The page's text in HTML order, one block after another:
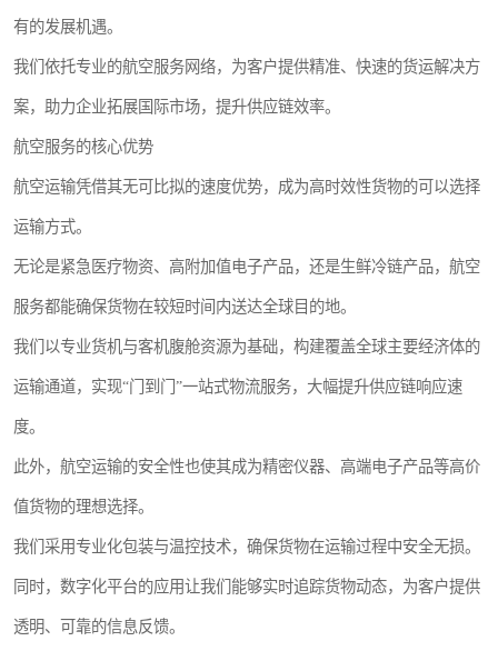
有的发展机遇。
我们依托专业的航空服务网络，为客户提供精准、快速的货运解决方
案，助力企业拓展国际市场，提升供应链效率。
航空服务的核心优势
航空运输凭借其无可比拟的速度优势，成为高时效性货物的可以选择
运输方式。
无论是紧急医疗物资、高附加值电子产品，还是生鲜冷链产品，航空
服务都能确保货物在较短时间内送达全球目的地。
我们以专业货机与客机腹舱资源为基础，构建覆盖全球主要经济体的
运输通道，实现“门到门”一站式物流服务，大幅提升供应链响应速
度。
此外，航空运输的安全性也使其成为精密仪器、高端电子产品等高价
值货物的理想选择。
我们采用专业化包装与温控技术，确保货物在运输过程中安全无损。
同时，数字化平台的应用让我们能够实时追踪货物动态，为客户提供
透明、可靠的信息反馈。